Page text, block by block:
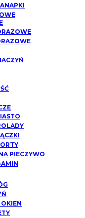
PIECZYWO